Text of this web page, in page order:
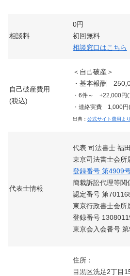
相談料
0円
初回無料
相談窓口はこちら
自己破産費用
(税込)
＜自己破産＞
・基本報酬
・6件～ +22,000円
・連絡実費 1,000円
出典： 公式サイト費用より
代表士情報
代表 司法書士 福
東京司法書士会所
登録番号 第4909
簡裁訴訟代理等関
認定番号 第
東京行政書士会所
登録番号
東京会入会番号
住所：
目黒区洗足2丁目